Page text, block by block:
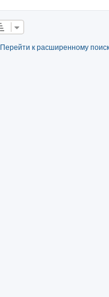
Перейти к расширенному